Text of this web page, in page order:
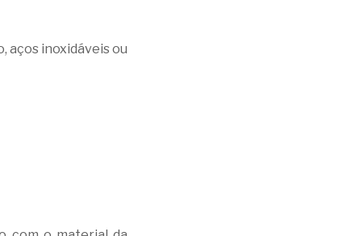
aços inoxidáveis ou